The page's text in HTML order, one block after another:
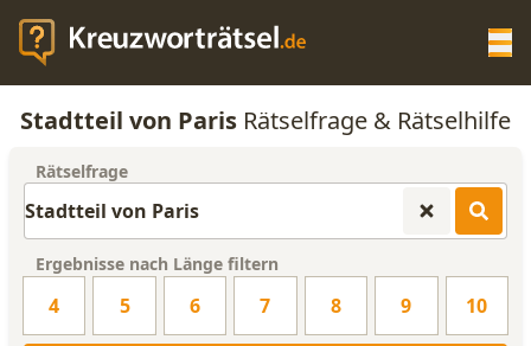
KREUZWORTRÄTSEL-HILFE
Stadtteil von Paris Rätselfrage & Rätselhilfe
Rätselfrage
Ergebnisse nach Länge filtern
4 5 6 7 8 9 10